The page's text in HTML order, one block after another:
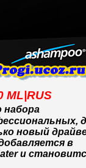
ML|RUS
набора
новый
в
и